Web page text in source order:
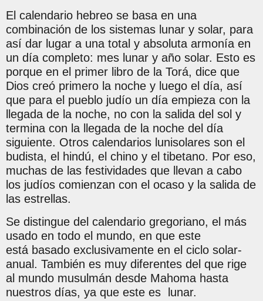
El calendario hebreo se basa en una
combinación de los sistemas lunar y solar, para
así dar lugar a una total y absoluta armonía en
un día completo: mes lunar y año solar. Esto es
porque en el primer libro de la Torá, dice que
Dios creó primero la noche y luego el día, así
que para el pueblo judío un día empieza con la
llegada de la noche, no con la salida del sol y
termina con la llegada de la noche del día
siguiente. Otros calendarios lunisolares son el
budista, el hindú, el chino y el tibetano. Por eso,
muchas de las festividades que llevan a cabo
los judíos comienzan con el ocaso y la salida de
las estrellas.
Se distingue del calendario gregoriano, el más
usado en todo el mundo, en que este
está basado exclusivamente en el ciclo solar-
anual. También es muy diferentes del que rige
al mundo musulmán desde Mahoma hasta
nuestros días, ya que este es lunar.